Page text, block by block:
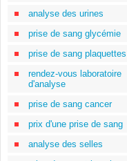
analyse des urines
prise de sang glycémie
prise de sang plaquettes
rendez-vous laboratoire
d'analyse
prise de sang cancer
prix d'une prise de sang
analyse des selles